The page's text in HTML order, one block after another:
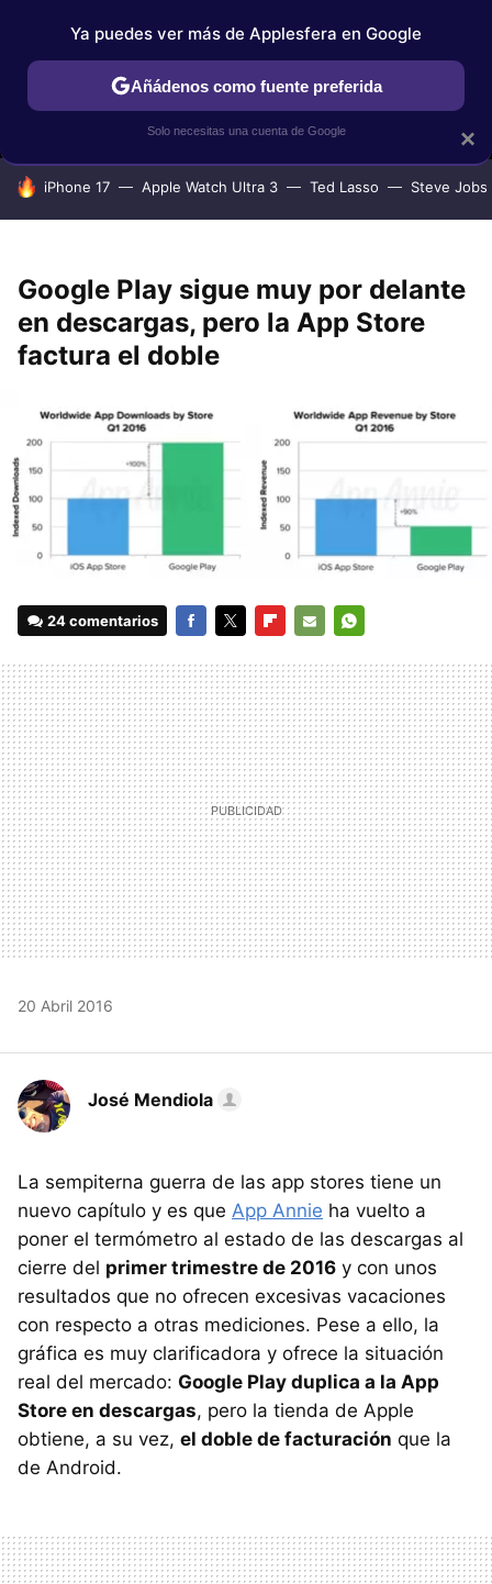
MENÚ NUEVO
TUTORIALES APPLESFERA SELECCIÓN
HOY SE HABLA DE
iPhone 17 Apple Watch Ultra 3 Ted Lasso Steve Jobs
Google Play sigue muy por delante
en descargas, pero la App Store
factura el doble
24 comentarios
MAIL
20 Abril 2016
José Mendiola
La sempiterna guerra de las app stores tiene un
nuevo capítulo y es que App Annie ha vuelto a
poner el termómetro al estado de las descargas al
cierre del primer trimestre de 2016 y con unos
resultados que no ofrecen excesivas vacaciones
con respecto a otras mediciones. Pese a ello, la
gráfica es muy clarificadora y ofrece la situación
real del mercado: Google Play duplica a la App
Store en descargas, pero la tienda de Apple
obtiene, a su vez, el doble de facturación que la
de Android.
×
Ya puedes ver más de Applesfera en Google
Añádenos como fuente preferida
Solo necesitas una cuenta de Google